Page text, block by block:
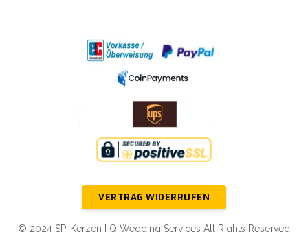
VERTRAG WIDERRUFEN
© 2024 SP-Kerzen | Q Wedding Services All Rights Reserved